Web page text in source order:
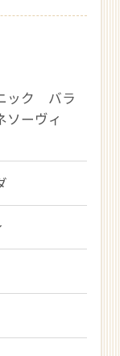
ック バラ
ーヴィ